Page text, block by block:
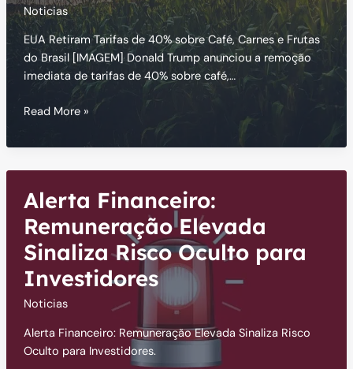
Noticias
EUA Retiram Tarifas de 40% sobre Café, Carnes e Frutas
do Brasil [IMAGEM] Donald Trump anunciou a remoção
imediata de tarifas de 40% sobre café,…
EUA
Tarifas
sobre
Café,
Carnes
e
Frutas
Brasil
Read More »
Alerta Financeiro:
Remuneração Elevada
Sinaliza Risco Oculto para
Investidores
Noticias
Alerta Financeiro: Remuneração Elevada Sinaliza Risco
Oculto para Investidores.